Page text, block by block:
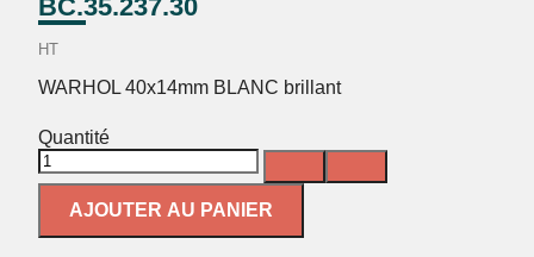
BC.35.237.30
HT
WARHOL 40x14mm BLANC brillant
Quantité
AJOUTER AU PANIER